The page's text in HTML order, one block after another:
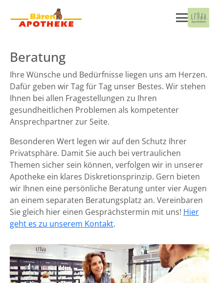
Beratung
Ihre Wünsche und Bedürfnisse liegen uns am Herzen.
Dafür geben wir Tag für Tag unser Bestes. Wir stehen
Ihnen bei allen Fragestellungen zu Ihren
gesundheitlichen Problemen als kompetenter
Ansprechpartner zur Seite.
Besonderen Wert legen wir auf den Schutz Ihrer
Privatsphäre. Damit Sie auch bei vertraulichen
Themen sicher sein können, verfolgen wir in unserer
Apotheke ein klares Diskretionsprinzip. Gern bieten
wir Ihnen eine persönliche Beratung unter vier Augen
an einem separaten Beratungsplatz an. Vereinbaren
Sie gleich hier einen Gesprächstermin mit uns! Hier
geht es zu unserem Kontakt.